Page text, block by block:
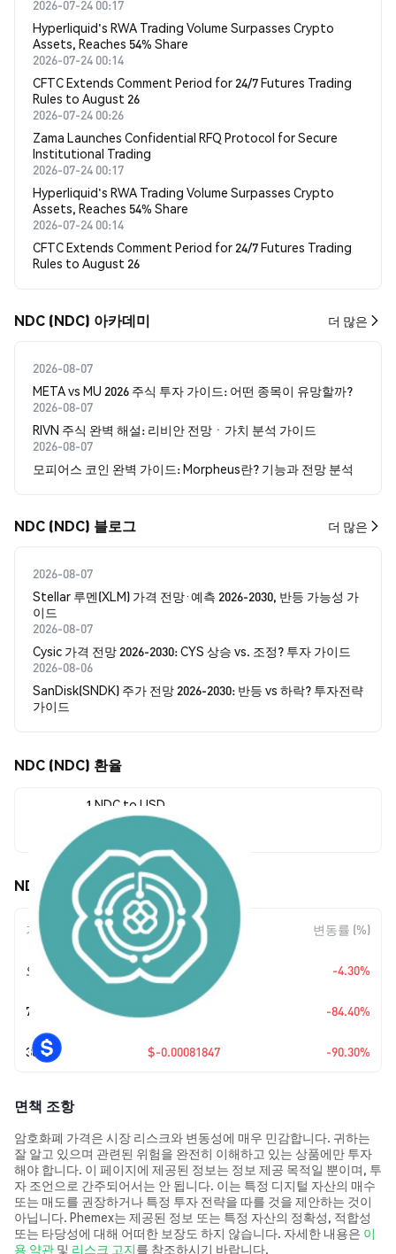
2026-07-24 00:17
Hyperliquid's RWA Trading Volume Surpasses Crypto
Assets, Reaches 54% Share
2026-07-24 00:14
CFTC Extends Comment Period for 24/7 Futures Trading
Rules to August 26
2026-07-24 00:26
Zama Launches Confidential RFQ Protocol for Secure
Institutional Trading
2026-07-24 00:17
Hyperliquid's RWA Trading Volume Surpasses Crypto
Assets, Reaches 54% Share
2026-07-24 00:14
CFTC Extends Comment Period for 24/7 Futures Trading
Rules to August 26
NDC (NDC) 아카데미 더 많은
2026-08-07
META vs MU 2026 주식 투자 가이드: 어떤 종목이 유망할까?
2026-08-07
RIVN 주식 완벽 해설: 리비안 전망ㆍ가치 분석 가이드
2026-08-07
모피어스 코인 완벽 가이드: Morpheus란? 기능과 전망 분석
NDC (NDC) 블로그 더 많은
2026-08-07
Stellar 루멘(XLM) 가격 전망·예측 2026-2030, 반등 가능성 가
이드
2026-08-07
Cysic 가격 전망 2026-2030: CYS 상승 vs. 조정? 투자 가이드
2026-08-06
SanDisk(SNDK) 주가 전망 2026-2030: 반등 vs 하락? 투자전략
가이드
NDC (NDC) 환율
1 NDC to USD
$0.00008792
NDC (NDC) 가격 움직임
기간 변동 폭 변동률 (%)
오늘 $-0.00000395 -4.30%
7일 $-0.00047567 -84.40%
30일 $-0.00081847 -90.30%
면책 조항
암호화폐 가격은 시장 리스크와 변동성에 매우 민감합니다. 귀하는
잘 알고 있으며 관련된 위험을 완전히 이해하고 있는 상품에만 투자
해야 합니다. 이 페이지에 제공된 정보는 정보 제공 목적일 뿐이며, 투
자 조언으로 간주되어서는 안 됩니다. 이는 특정 디지털 자산의 매수
또는 매도를 권장하거나 특정 투자 전략을 따를 것을 제안하는 것이
아닙니다. Phemex는 제공된 정보 또는 특정 자산의 정확성, 적합성
또는 타당성에 대해 어떠한 보장도 하지 않습니다. 자세한 내용은 이
용 약관 및 리스크 고지를 참조하시기 바랍니다.